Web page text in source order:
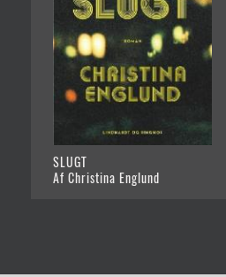
SLUGT
Af Christina Englund